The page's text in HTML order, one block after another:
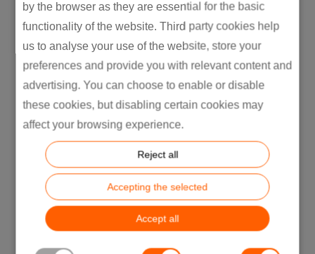
by the browser as they are essential for the basic
functionality of the website. Third party cookies help
us to analyse your use of the website, store your
preferences and provide you with relevant content and
advertising. You can choose to enable or disable
these cookies, but disabling certain cookies may
affect your browsing experience.
Reject all
Accepting the selected
Accept all